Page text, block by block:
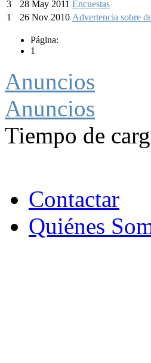
3
28 May 2011 Encuestas
1
26 Nov 2010 Advertencia sobre
Página:
1
Anuncios
Anuncios
Tiempo de
Contactar
Quiénes